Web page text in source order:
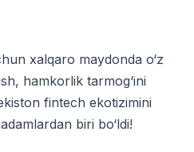
xalqaro maydonda o‘z
hamkorlik tarmog‘ini
fintech ekotizimini
biri bo‘ldi!